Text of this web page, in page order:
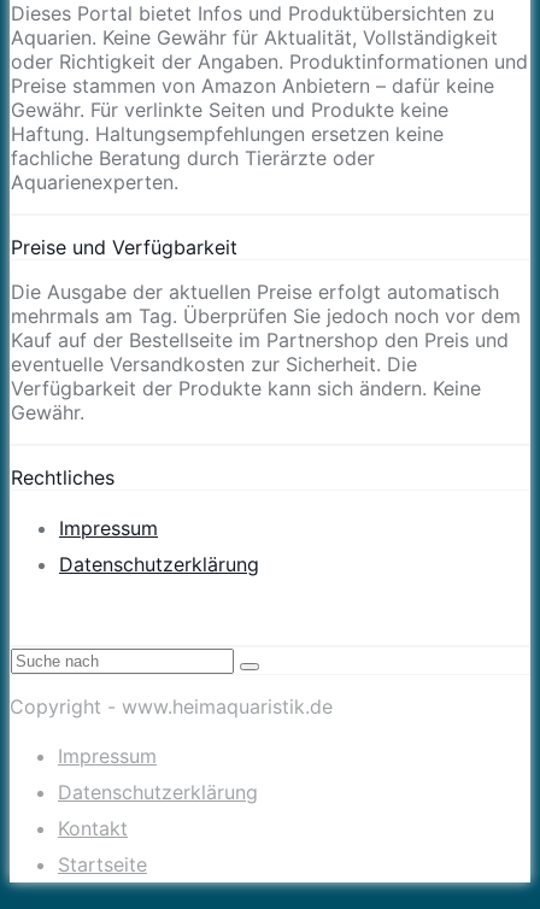
Dieses Portal bietet Infos und Produktübersichten zu
Aquarien. Keine Gewähr für Aktualität, Vollständigkeit
oder Richtigkeit der Angaben. Produktinformationen und
Preise stammen von Amazon Anbietern – dafür keine
Gewähr. Für verlinkte Seiten und Produkte keine
Haftung. Haltungsempfehlungen ersetzen keine
fachliche Beratung durch Tierärzte oder
Aquarienexperten.
Preise und Verfügbarkeit
Die Ausgabe der aktuellen Preise erfolgt automatisch
mehrmals am Tag. Überprüfen Sie jedoch noch vor dem
Kauf auf der Bestellseite im Partnershop den Preis und
eventuelle Versandkosten zur Sicherheit. Die
Verfügbarkeit der Produkte kann sich ändern. Keine
Gewähr.
Rechtliches
Impressum
Datenschutzerklärung
Copyright - www.heimaquaristik.de
Impressum
Datenschutzerklärung
Kontakt
Startseite